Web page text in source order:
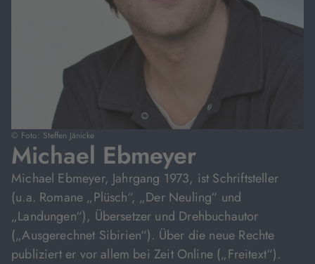
© Foto: Steffen Jänicke
Michael Ebmeyer
Michael Ebmeyer, Jahrgang 1973, ist Schriftsteller
(u.a. Romane „Plüsch“, „Der Neuling“ und
„Landungen“), Übersetzer und Drehbuchautor
(„Ausgerechnet Sibirien“). Über die neue Rechte
publiziert er vor allem bei Zeit Online („Freitext“).